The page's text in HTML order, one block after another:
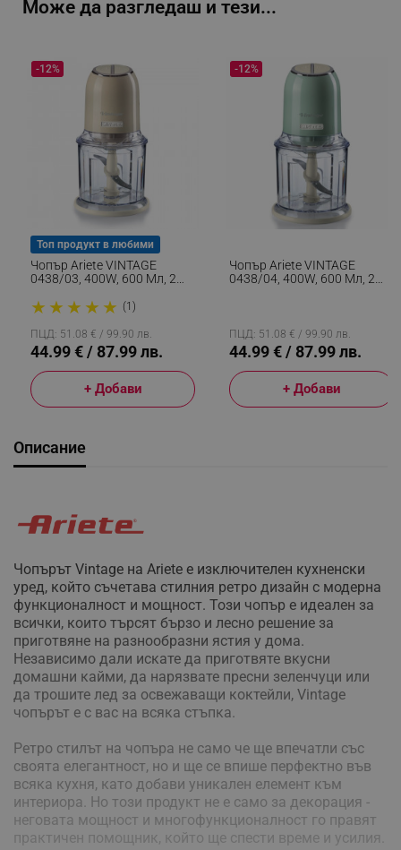
Може да разгледаш и тези...
Топ продукт в любими
Чопър Ariete VINTAGE
0438/03, 400W, 600 Мл, 2
Стомана, Градуирана Чаша,
Бежов
★ ★ ★ ★ ★ (1)
-12%
ПЦД: 51.08 € / 99.90 лв.
44.99 € / 87.99 лв.
+ Добави
Чопър Ariete VINTAGE
0438/04, 400W, 600 Мл, 2
-12%
ПЦД: 51.08 € / 99.90 лв.
44.99 € / 87.99 лв.
+ Добави
Описание
Чопърът Vintage на Ariete е изключителен кухненски
уред, който съчетава стилния ретро дизайн с модерна
функционалност и мощност. Този чопър е идеален за
всички, които търсят бързо и лесно решение за
приготвяне на разнообразни ястия у дома.
Независимо дали искате да приготвяте вкусни
домашни кайми, да нарязвате пресни зеленчуци или
да трошите лед за освежаващи коктейли, Vintage
чопърът е с вас на всяка стъпка.
Ретро стилът на чопъра не само че ще впечатли със
своята елегантност, но и ще се впише перфектно във
всяка кухня, като добави уникален елемент към
интериора. Но този продукт не е само за декорация -
неговата мощност и многофункционалност го правят
практичен помощник, който ще спести време и усилия.